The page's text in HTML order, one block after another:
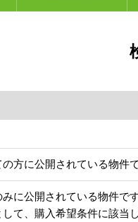
方に公開されている物件で
に公開されている物件です
して、購入希望条件に該当